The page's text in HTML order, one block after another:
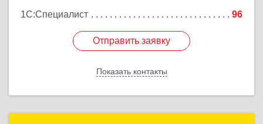
1С:Специалист 96
Отправить заявку
Показать контакты
Отправить заявку
Назад